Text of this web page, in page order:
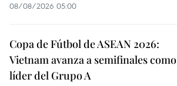
08/08/2026 05:00
Copa de Fútbol de ASEAN 2026:
Vietnam avanza a semifinales como
líder del Grupo A